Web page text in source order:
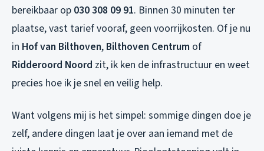
bereikbaar op 030 308 09 91. Binnen 30 minuten ter
plaatse, vast tarief vooraf, geen voorrijkosten. Of je nu
in Hof van Bilthoven, Bilthoven Centrum of
Ridderoord Noord zit, ik ken de infrastructuur en weet
precies hoe ik je snel en veilig help.
Want volgens mij is het simpel: sommige dingen doe je
zelf, andere dingen laat je over aan iemand met de